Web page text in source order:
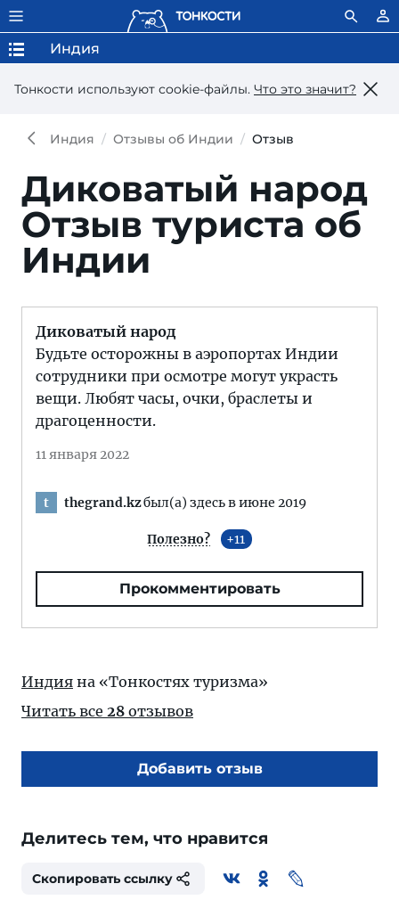
Тонкости используют сookie-файлы. Что это значит?
Индия
Индия Отзывы об Индии Отзыв
Диковатый народ
Отзыв туриста об
Индии
Диковатый народ
Будьте осторожны в аэропортах Индии
сотрудники при осмотре могут украсть
вещи. Любят часы, очки, браслеты и
драгоценности.
11 января 2022
t thegrand.kzбыл(а) здесь в июне 2019
Полезно? 11
Прокомментировать
Индия на «Тонкостях туризма»
Читать все 28 отзывов
Добавить отзыв
Делитесь тем, что нравится
Скопировать ссылку